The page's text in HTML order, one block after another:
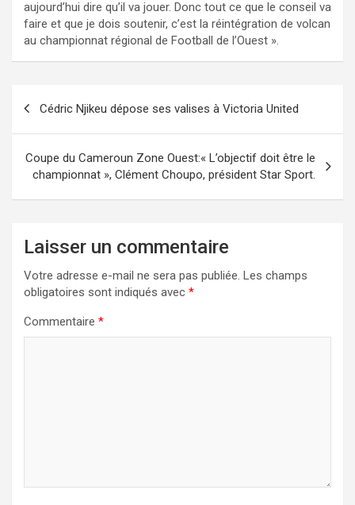
aujourd’hui dire qu’il va jouer. Donc tout ce que le conseil va
faire et que je dois soutenir, c’est la réintégration de volcan
au championnat régional de Football de l’Ouest ».
Cédric Njikeu dépose ses valises à Victoria United
Coupe du Cameroun Zone Ouest:« L’objectif doit être le
championnat », Clément Choupo, président Star Sport.
Laisser un commentaire
Votre adresse e-mail ne sera pas publiée. Les champs
obligatoires sont indiqués avec *
Commentaire *